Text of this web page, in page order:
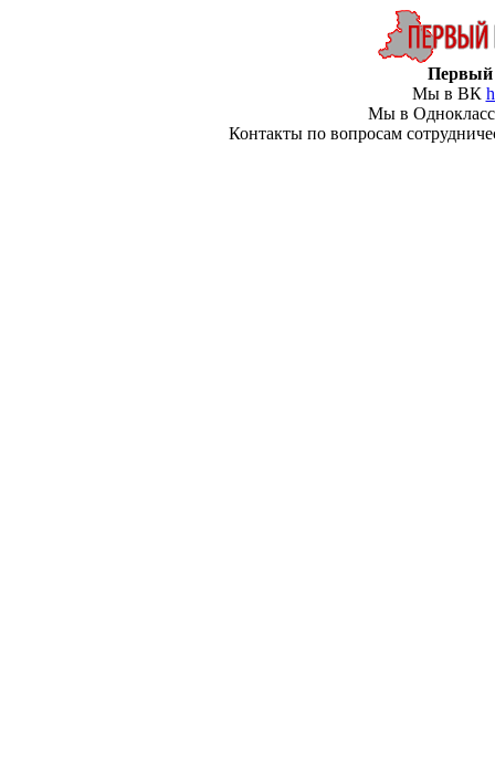
Первый
Мы в ВК
Мы в
Контакты по вопросам